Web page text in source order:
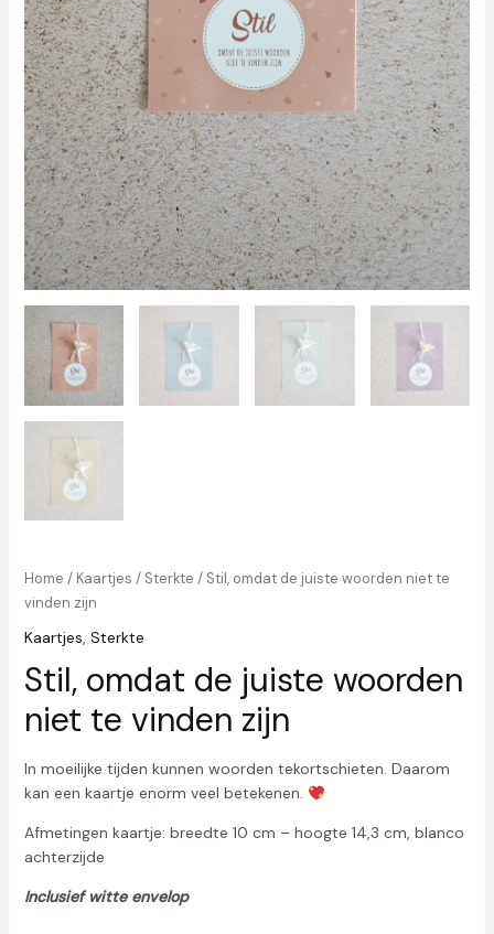
Home / Kaartjes / Sterkte / Stil, omdat de juiste woorden niet te
vinden zijn
Kaartjes, Sterkte
Stil, omdat de juiste woorden
niet te vinden zijn
In moeilijke tijden kunnen woorden tekortschieten. Daarom
kan een kaartje enorm veel betekenen.
Afmetingen kaartje: breedte 10 cm – hoogte 14,3 cm, blanco
achterzijde
Inclusief witte envelop